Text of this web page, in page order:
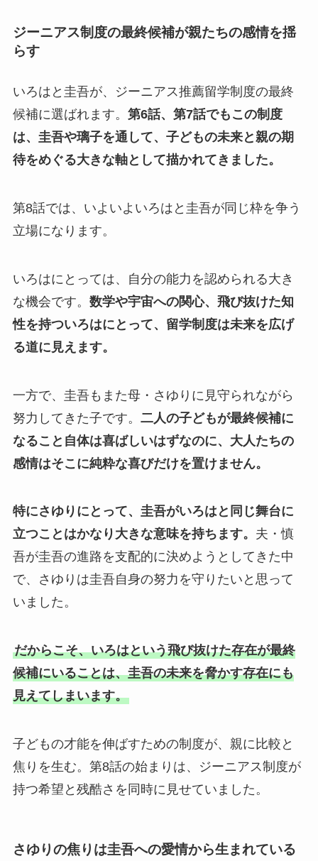
ジーニアス制度の最終候補が親たちの感情を揺
らす
いろはと圭吾が、ジーニアス推薦留学制度の最終
候補に選ばれます。 第6話、第7話でもこの制度
は、圭吾や璃子を通して、子どもの未来と親の期
待をめぐる大きな軸として描かれてきました。
第8話では、いよいよいろはと圭吾が同じ枠を争う
立場になります。
いろはにとっては、自分の能力を認められる大き
な機会です。 数学や宇宙への関心、飛び抜けた知
性を持ついろはにとって、留学制度は未来を広げ
る道に見えます。
一方で、圭吾もまた母・さゆりに見守られながら
努力してきた子です。 二人の子どもが最終候補に
なること自体は喜ばしいはずなのに、大人たちの
感情はそこに純粋な喜びだけを置けません。
特にさゆりにとって、圭吾がいろはと同じ舞台に
立つことはかなり大きな意味を持ちます。 夫・慎
吾が圭吾の進路を支配的に決めようとしてきた中
で、さゆりは圭吾自身の努力を守りたいと思って
いました。
だからこそ、いろはという飛び抜けた存在が最終
候補にいることは、圭吾の未来を脅かす存在にも
見えてしまいます。
子どもの才能を伸ばすための制度が、親に比較と
焦りを生む。第8話の始まりは、ジーニアス制度が
持つ希望と残酷さを同時に見せていました。
さゆりの焦りは圭吾への愛情から生まれている